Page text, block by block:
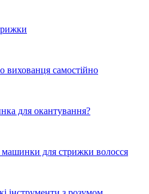
самостійно
для окантування?
для стрижки волосся